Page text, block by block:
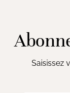
Saisissez